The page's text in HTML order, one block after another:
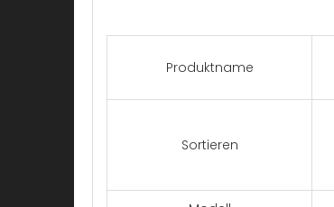
Produktname
Sortieren